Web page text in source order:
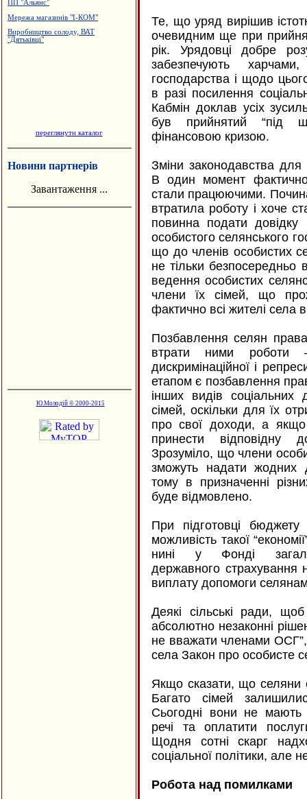
переглянути каталог
Новини партнерів
Завантаження ...
Ю.Молодій © 2000-2015
Те, що уряд вирішив
очевидним ще при
рік. Урядовці добре
забезпечують
господарства і щодо
в разі посилення
Кабмін доклав усіх
був прийнятий “під
фінансовою кризою.
Зміни законодавства
В один момент
стали працюючими.
втратила роботу і хоче
повинна подати
особистого селянського
що до членів особистих
не тільки безпосередньо
ведення особистих
члени їх сімей, що
фактично всі жителі
Позбавлення селян
втрати ними
дискримінаційної і
етапом є позбавлення
інших видів соціальних
сімей, оскільки для їх
про свої доходи, а
принести відповідну
Зрозуміло, що члени
зможуть надати жодних
тому в призначенні
буде відмовлено.
При підготовці
можливість такої
нині у Фонді
державного страхування
виплату допомоги
Деякі сільські ради,
абсолютно незаконні
не вважати членами ОСГ”,
села Закон про особисте
Якщо сказати, що селяни
Багато сімей
Сьогодні вони не мають
речі та оплатити
Щодня сотні скарг
соціальної політики, але
Робота над помилками